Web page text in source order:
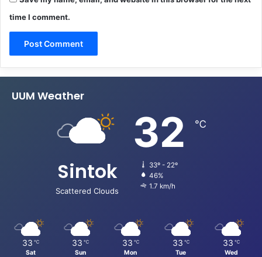
time I comment.
UUM Weather
Sintok
Scattered Clouds
32 ℃
33º - 22º
46%
1.7 km/h
33 ℃
Sat
33 ℃
Sun
33 ℃
Mon
33 ℃
Tue
33 ℃
Wed